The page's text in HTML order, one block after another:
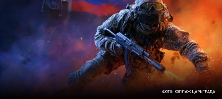
ФОТО: КОЛЛАЖ ЦАРЬГРАДА